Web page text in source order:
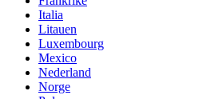
Italia
Litauen
Luxembourg
Mexico
Nederland
Norge